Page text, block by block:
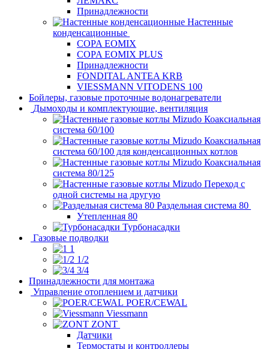
Принадлежности
Настенные
конденсационные
COPA EOMIX
COPA EOMIX PLUS
Принадлежности
FONDITAL ANTEA KRB
VIESSMANN VITODENS 100
Бойлеры, газовые проточные водонагреватели
Дымоходы и комплектующие, вентиляция
Коаксиальная
система 60/100
Коаксиальная
система 60/100 для конденсационных котлов
Коаксиальная
система 80/125
Переход с
одной системы на другую
Раздельная система 80
Утепленная 80
Турбонасадки
Газовые подводки
1
1/2
3/4
Принадлежности для монтажа
Управление отоплением и датчики
POER/CEWAL
Viessmann
ZONT
Датчики
Термостаты и контроллеры